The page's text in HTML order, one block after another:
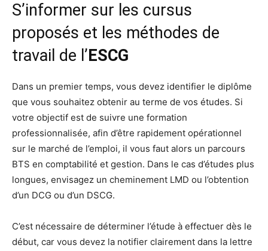
S’informer sur les cursus
proposés et les méthodes de
travail de l’ESCG
Dans un premier temps, vous devez identifier le diplôme
que vous souhaitez obtenir au terme de vos études. Si
votre objectif est de suivre une formation
professionnalisée, afin d’être rapidement opérationnel
sur le marché de l’emploi, il vous faut alors un parcours
BTS en comptabilité et gestion. Dans le cas d’études plus
longues, envisagez un cheminement LMD ou l’obtention
d’un DCG ou d’un DSCG.
C’est nécessaire de déterminer l’étude à effectuer dès le
début, car vous devez la notifier clairement dans la lettre